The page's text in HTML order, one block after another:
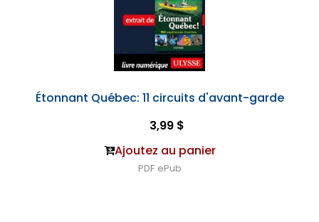
Étonnant Québec: 11 circuits d'avant-garde
3,99 $
Ajoutez au panier
PDF ePub